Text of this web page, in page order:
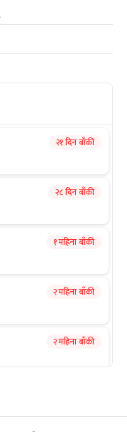
२१ दिन बाँकी
२८ दिन बाँकी
१ महिना बाँकी
२ महिना बाँकी
२ महिना बाँकी